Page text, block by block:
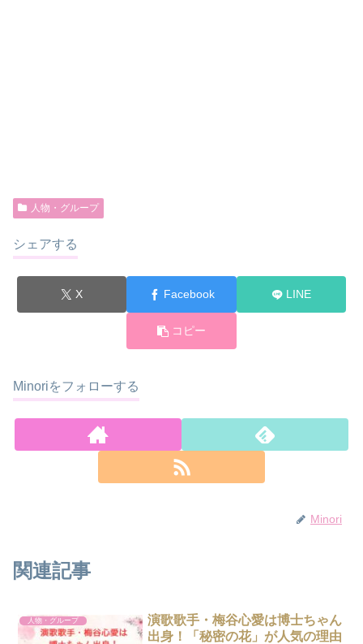
人物・グループ
シェアする
X Facebook LINE
コピー
Minoriをフォローする
Minori
関連記事
人物・グループ
演歌歌手・梅谷心愛は博士ちゃん
出身！「秘密の花」が人気の理由